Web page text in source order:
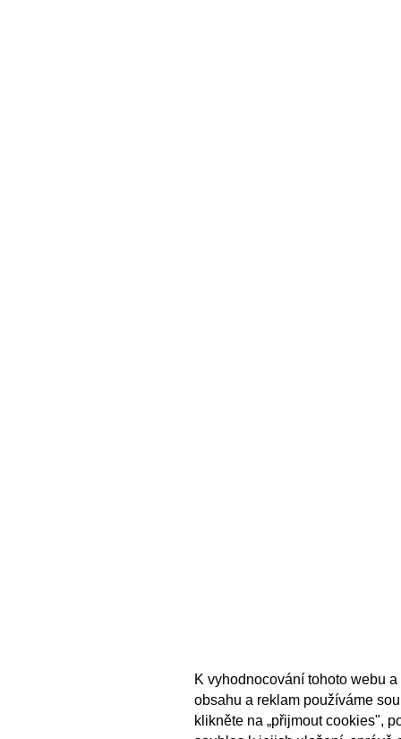
K vyhodnocování tohoto webu
obsahu a reklam používáme
klikněte na „přijmout cookies",